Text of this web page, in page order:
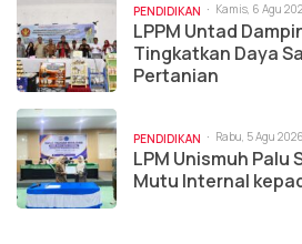
PENDIDIKAN Kamis, 6 Agu
LPPM Untad
Tingkatkan Daya
Pertanian
PENDIDIKAN Rabu, 5 Agu
LPM Unismuh Palu
Mutu Internal